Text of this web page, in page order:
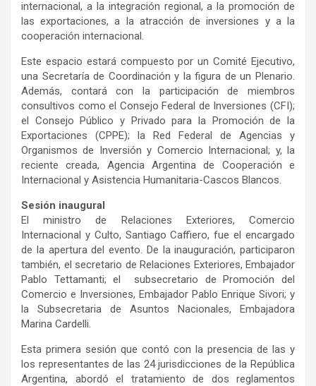
internacional, a la integración regional, a la promoción de
las exportaciones, a la atracción de inversiones y a la
cooperación internacional.
Este espacio estará compuesto por un Comité Ejecutivo,
una Secretaría de Coordinación y la figura de un Plenario.
Además, contará con la participación de miembros
consultivos como el Consejo Federal de Inversiones (CFI);
el Consejo Público y Privado para la Promoción de la
Exportaciones (CPPE); la Red Federal de Agencias y
Organismos de Inversión y Comercio Internacional; y, la
reciente creada, Agencia Argentina de Cooperación e
Internacional y Asistencia Humanitaria-Cascos Blancos.
Sesión inaugural
El ministro de Relaciones Exteriores, Comercio
Internacional y Culto, Santiago Caffiero, fue el encargado
de la apertura del evento. De la inauguración, participaron
también, el secretario de Relaciones Exteriores, Embajador
Pablo Tettamanti; el subsecretario de Promoción del
Comercio e Inversiones, Embajador Pablo Enrique Sivori; y
la Subsecretaria de Asuntos Nacionales, Embajadora
Marina Cardelli.
Esta primera sesión que contó con la presencia de las y
los representantes de las 24 jurisdicciones de la República
Argentina, abordó el tratamiento de dos reglamentos